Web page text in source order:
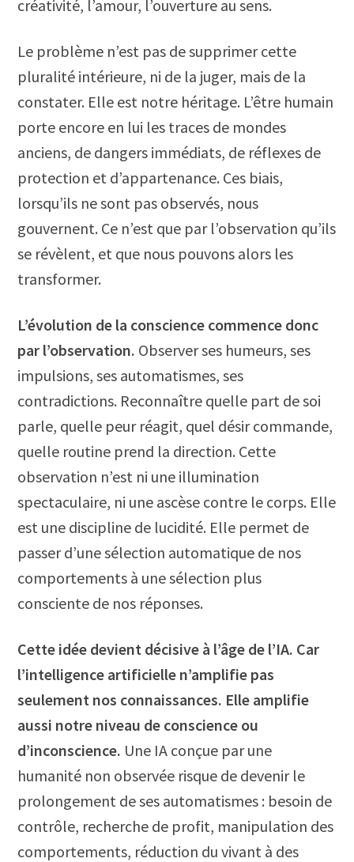
créativité, l’amour, l’ouverture au sens.
Le problème n’est pas de supprimer cette
pluralité intérieure, ni de la juger, mais de la
constater. Elle est notre héritage. L’être humain
porte encore en lui les traces de mondes
anciens, de dangers immédiats, de réflexes de
protection et d’appartenance. Ces biais,
lorsqu’ils ne sont pas observés, nous
gouvernent. Ce n’est que par l’observation qu’ils
se révèlent, et que nous pouvons alors les
transformer.
L’évolution de la conscience commence donc
par l’observation. Observer ses humeurs, ses
impulsions, ses automatismes, ses
contradictions. Reconnaître quelle part de soi
parle, quelle peur réagit, quel désir commande,
quelle routine prend la direction. Cette
observation n’est ni une illumination
spectaculaire, ni une ascèse contre le corps. Elle
est une discipline de lucidité. Elle permet de
passer d’une sélection automatique de nos
comportements à une sélection plus
consciente de nos réponses.
Cette idée devient décisive à l’âge de l’IA. Car
l’intelligence artificielle n’amplifie pas
seulement nos connaissances. Elle amplifie
aussi notre niveau de conscience ou
d’inconscience. Une IA conçue par une
humanité non observée risque de devenir le
prolongement de ses automatismes : besoin de
contrôle, recherche de profit, manipulation des
comportements, réduction du vivant à des